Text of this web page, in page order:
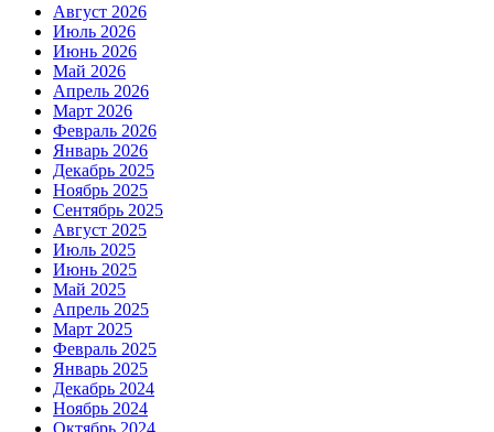
Август 2026
Июль 2026
Июнь 2026
Май 2026
Апрель 2026
Март 2026
Февраль 2026
Январь 2026
Декабрь 2025
Ноябрь 2025
Сентябрь 2025
Август 2025
Июль 2025
Июнь 2025
Май 2025
Апрель 2025
Март 2025
Февраль 2025
Январь 2025
Декабрь 2024
Ноябрь 2024
Октябрь 2024